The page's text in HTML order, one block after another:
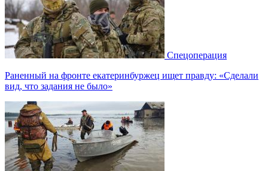
Спецоперация
Раненный на фронте екатеринбуржец ищет правду: «Сделали
вид, что задания не было»